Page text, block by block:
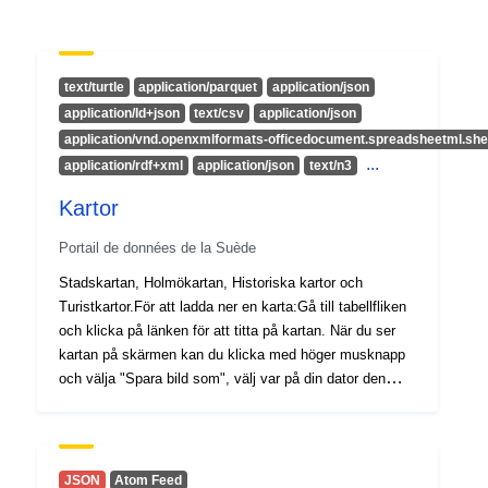
Points de
contact:
Prof. Julia Pongratz
URL:
http://www.mpimet.mpg.de
catalogue:
December 2025
Mise à jour sur data.europa.eu:
23 March 2026
spatial: Coordonnées:
[ [ 0, 90 ], [
text/turtle application/parquet
application/json
application/ld+json
text/csv
application/json
application/vnd.openxmlformats-
application/rdf+xml
application/json text/n3 ...
Kartor
Portail de données de la Suède
Stadskartan, Holmökartan, Historiska kartor och
Turistkartor.För att ladda ner en karta:Gå till tabellfliken
och klicka på länken för att titta på kartan. När du ser
kartan på skärmen kan du klicka med höger musknapp
och välja "Spara bild som", välj var på din dator den
klassiska kartlager med bland annat bostads- och
industriområden, vägnät, byggnader, gatunamn,
JSON Atom Feed